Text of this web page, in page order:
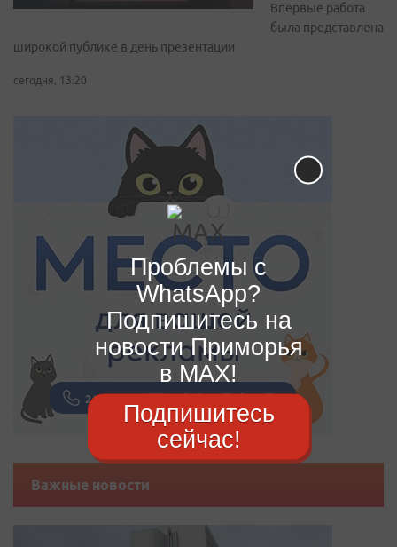
Впервые работа
была представлена
широкой публике в день презентации
сегодня, 13:20
Важные новости
Проблемы с
WhatsApp?
Подпишитесь на
новости Приморья
в MAX!
Подпишитесь
сейчас!